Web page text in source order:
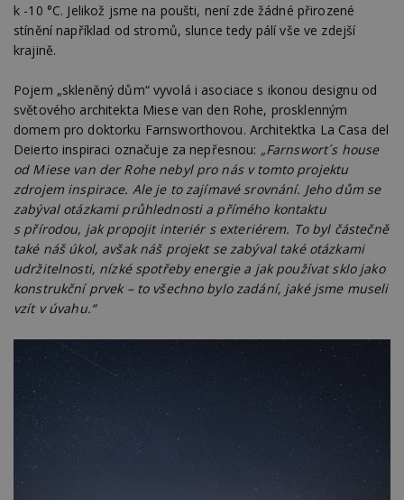
k -10 °C. Jelikož jsme na poušti, není zde žádné přirozené
stínění například od stromů, slunce tedy pálí vše ve zdejší
krajině.
Pojem „skleněný dům“ vyvolá i asociace s ikonou designu od
světového architekta Miese van den Rohe, prosklenným
domem pro doktorku Farnsworthovou. Architektka La Casa del
Deierto inspiraci označuje za nepřesnou: „Farnswort´s house
od Miese van der Rohe nebyl pro nás v tomto projektu
zdrojem inspirace. Ale je to zajímavé srovnání. Jeho dům se
zabýval otázkami průhlednosti a přímého kontaktu
s přírodou, jak propojit interiér s exteriérem. To byl částečně
také náš úkol, avšak náš projekt se zabýval také otázkami
udržitelnosti, nízké spotřeby energie a jak používat sklo jako
konstrukční prvek – to všechno bylo zadání, jaké jsme museli
vzít v úvahu.“